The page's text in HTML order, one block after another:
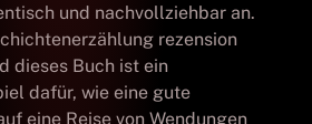
und nachvollziehbar an.
rezension
dieses Buch ist ein
dafür, wie eine gute
eine Reise von Wendungen